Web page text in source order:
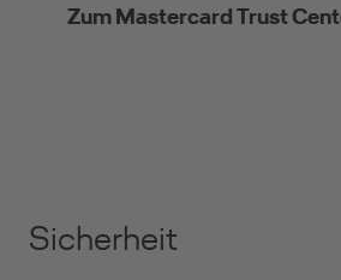
Zum Mastercard Trust
Sicherheit